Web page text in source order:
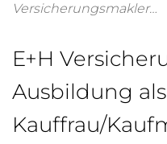
Versicherungsmakler…
E+H
Ausbildung als
Kauffrau/